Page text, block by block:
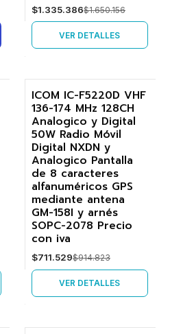
$1.335.386$1.650.156
VER DETALLES
-22%
Agotado
ICOM IC-F5220D VHF
136-174 MHz 128CH
Analogico y Digital
50W Radio Móvil
Digital NXDN y
Analogico Pantalla
de 8 caracteres
alfanuméricos GPS
mediante antena
GM-158I y arnés
SOPC-2078 Precio
con iva
$711.529$914.823
VER DETALLES